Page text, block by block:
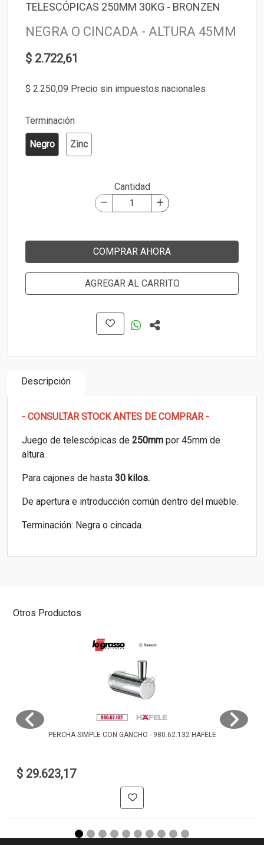
TELESCÓPICAS 250MM 30KG - BRONZEN
NEGRA O CINCADA - ALTURA 45MM
$ 2.722,61
$ 2.250,09 Precio sin impuestos nacionales
Terminación
Negro Zinc
Cantidad
COMPRAR AHORA
AGREGAR AL CARRITO
Descripción
- CONSULTAR STOCK ANTES DE COMPRAR -
Juego de telescópicas de 250mm por 45mm de
altura.
Para cajones de hasta 30 kilos.
De apertura e introducción común dentro del mueble.
Terminación: Negra o cincada.
Otros Productos
PERCHA SIMPLE CON GANCHO - 980.62.132 HAFELE
$ 29.623,17